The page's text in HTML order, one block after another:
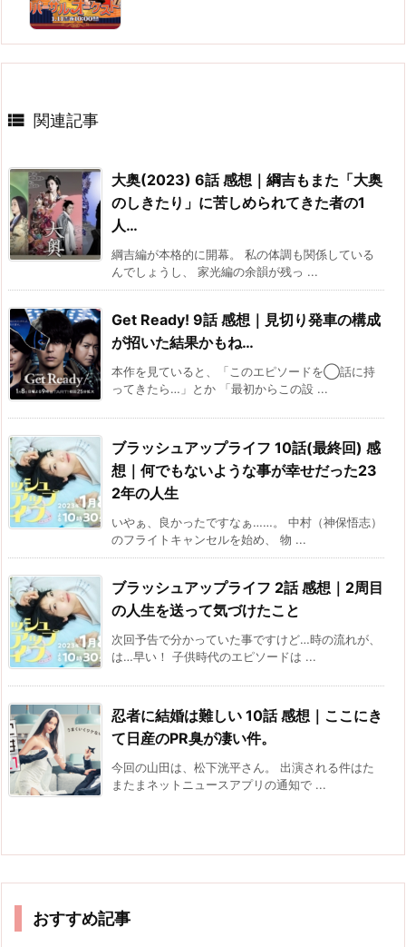
 関連記事
大奥(2023) 6話 感想｜綱吉もまた「大奥
のしきたり」に苦しめられてきた者の1
人…
綱吉編が本格的に開幕。 私の体調も関係している
んでしょうし、 家光編の余韻が残っ ...
Get Ready! 9話 感想｜見切り発車の構成
が招いた結果かもね…
本作を見ていると、「このエピソードを◯話に持
ってきたら…」とか 「最初からこの設 ...
ブラッシュアップライフ 10話(最終回) 感
想｜何でもないような事が幸せだった23
2年の人生
いやぁ、良かったですなぁ……。 中村（神保悟志）
のフライトキャンセルを始め、 物 ...
ブラッシュアップライフ 2話 感想｜2周目
の人生を送って気づけたこと
次回予告で分かっていた事ですけど…時の流れが、
は…早い！ 子供時代のエピソードは ...
忍者に結婚は難しい 10話 感想｜ここにき
て日産のPR臭が凄い件。
今回の山田は、松下洸平さん。 出演される件はた
またまネットニュースアプリの通知で ...
おすすめ記事